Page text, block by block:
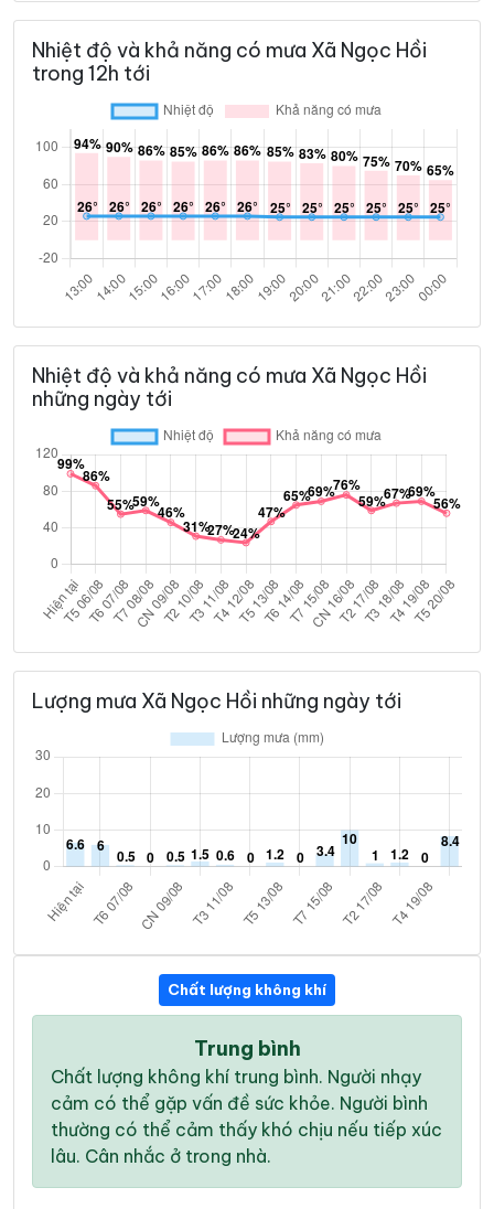
Nhiệt độ và khả năng có mưa Xã Ngọc Hồi
trong 12h tới
Nhiệt độ và khả năng có mưa Xã Ngọc Hồi
những ngày tới
Lượng mưa Xã Ngọc Hồi những ngày tới
Chất lượng không khí
Trung bình
Chất lượng không khí trung bình. Người nhạy
cảm có thể gặp vấn đề sức khỏe. Người bình
thường có thể cảm thấy khó chịu nếu tiếp xúc
lâu. Cân nhắc ở trong nhà.